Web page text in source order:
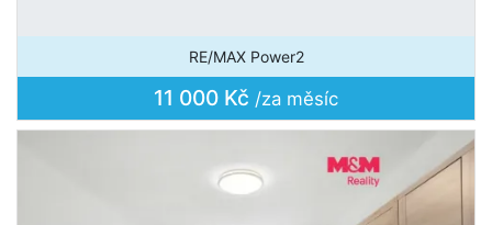
RE/MAX Power2
11 000 Kč /za měsíc